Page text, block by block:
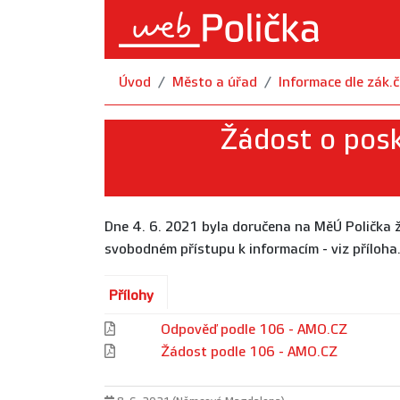
Úvod Město a úřad Informace dle
Žádost o
Dne 4. 6. 2021 byla doručena na MěÚ
svobodném přístupu k informacím - viz příloha.
Přílohy
Odpověď podle 106 - AMO.CZ
Žádost podle 106 - AMO.CZ